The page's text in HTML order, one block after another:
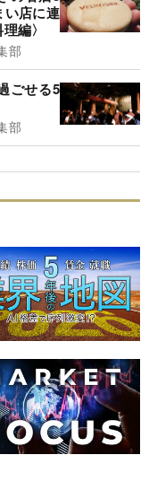
い店に連
編〉
部
ごせる5
部